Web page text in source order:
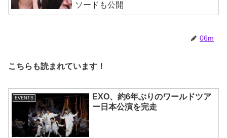
ソードも公開
06m
こちらも読まれています！
EVENTS
EXO、約6年ぶりのワールドツア
ー日本公演を完走